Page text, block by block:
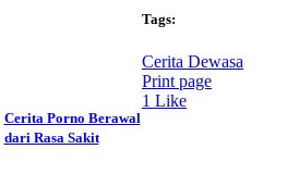
Cerita Porno Berawal
dari Rasa Sakit
Tags:
Cerita Dewasa
Print page
1 Like